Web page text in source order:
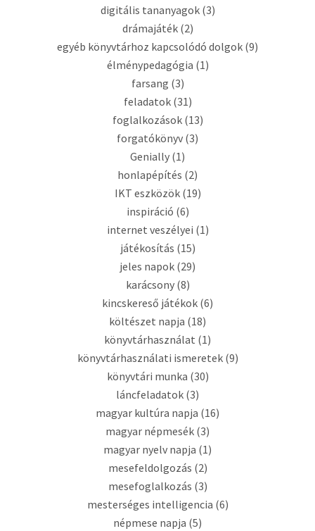
digitális tananyagok(3)
drámajáték(2)
egyéb könyvtárhoz kapcsolódó dolgok (9)
élménypedagógia (1)
farsang (3)
feladatok(31)
foglalkozások(13)
forgatókönyv (3)
Genially (1)
honlapépítés (2)
IKT eszközök(19)
inspiráció (6)
internet veszélyei (1)
játékosítás (15)
jeles napok (29)
karácsony(8)
kincskereső játékok (6)
költészet napja (18)
könyvtárhasználat (1)
könyvtárhasználati ismeretek(9)
könyvtári munka (30)
láncfeladatok (3)
magyar kultúra napja (16)
magyar népmesék (3)
magyar nyelv napja (1)
mesefeldolgozás (2)
mesefoglalkozás (3)
mesterséges intelligencia (6)
népmese napja (5)